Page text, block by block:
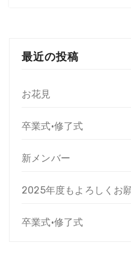
最近の投稿
お花見
卒業式•修了式
新メンバー
2025年度もよろしくお
卒業式•修了式